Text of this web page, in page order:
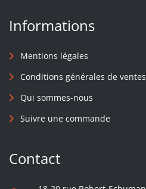
Informations
Mentions légales
Conditions générales de ventes
Qui sommes-nous
Suivre une commande
Contact